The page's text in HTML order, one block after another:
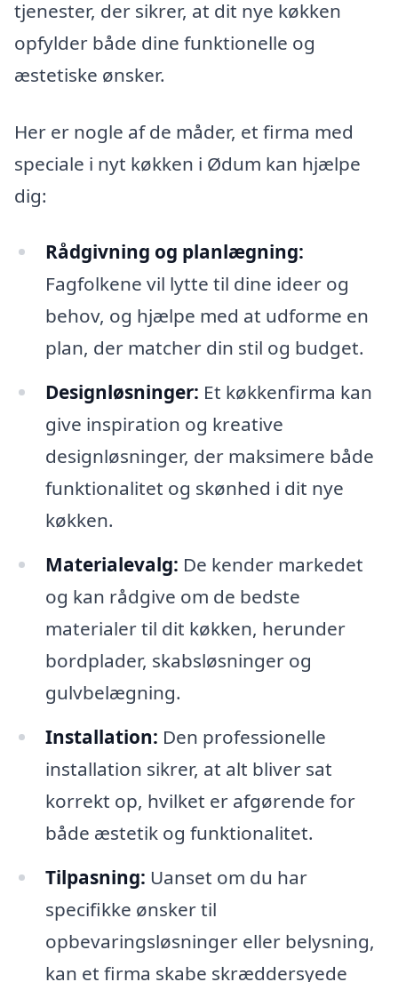
tjenester, der sikrer, at dit nye køkken
opfylder både dine funktionelle og
æstetiske ønsker.
Her er nogle af de måder, et firma med
speciale i nyt køkken i Ødum kan hjælpe
dig:
Rådgivning og planlægning:
Fagfolkene vil lytte til dine ideer og
behov, og hjælpe med at udforme en
plan, der matcher din stil og budget.
Designløsninger: Et køkkenfirma kan
give inspiration og kreative
designløsninger, der maksimere både
funktionalitet og skønhed i dit nye
køkken.
Materialevalg: De kender markedet
og kan rådgive om de bedste
materialer til dit køkken, herunder
bordplader, skabsløsninger og
gulvbelægning.
Installation: Den professionelle
installation sikrer, at alt bliver sat
korrekt op, hvilket er afgørende for
både æstetik og funktionalitet.
Tilpasning: Uanset om du har
specifikke ønsker til
opbevaringsløsninger eller belysning,
kan et firma skabe skræddersyede